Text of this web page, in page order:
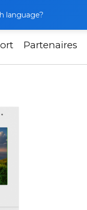
language?
Partenaires
04N Cloud